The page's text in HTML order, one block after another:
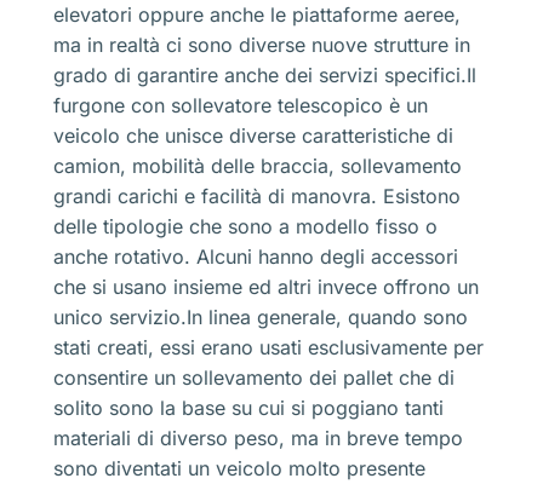
elevatori oppure anche le piattaforme aeree,
ma in realtà ci sono diverse nuove strutture in
grado di garantire anche dei servizi specifici.Il
furgone con sollevatore telescopico è un
veicolo che unisce diverse caratteristiche di
camion, mobilità delle braccia, sollevamento
grandi carichi e facilità di manovra. Esistono
delle tipologie che sono a modello fisso o
anche rotativo. Alcuni hanno degli accessori
che si usano insieme ed altri invece offrono un
unico servizio.In linea generale, quando sono
stati creati, essi erano usati esclusivamente per
consentire un sollevamento dei pallet che di
solito sono la base su cui si poggiano tanti
materiali di diverso peso, ma in breve tempo
sono diventati un veicolo molto presente